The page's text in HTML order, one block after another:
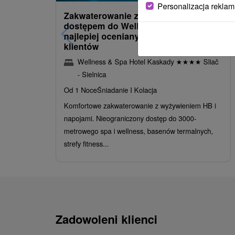
Zakwaterowanie z obiadokolacją i
dostępem do Wellness i Spa: Jeden z
najlepiej ocenianych hoteli przez
klientów
Wellness & Spa Hotel Kaskady ★★★★ Sliač
- Sielnica
Od 1 NoceŚniadanie I Kolacja
Komfortowe zakwaterowanie z wyżywieniem HB i
napojami. Nieograniczony dostęp do 3000-
metrowego spa i wellness, basenów termalnych,
strefy fitness...
Zadowoleni klienci
Personalizacja reklam